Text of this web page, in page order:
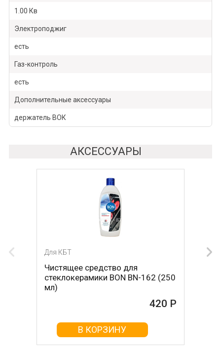
1.00 Кв
Электроподжиг
есть
Газ-контроль
есть
Дополнительные аксессуары
держатель ВОК
АКСЕССУАРЫ
Для КБТ
Чистящее средство для
стеклокерамики BON BN-162 (250
мл)
420 Р
В КОРЗИНУ
Для КБТ
Скребок для ухода за
стеклокерамикой BON BN-603
В КОРЗИНУ